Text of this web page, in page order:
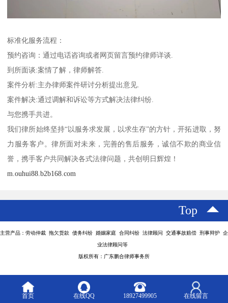
标准化服务流程：
预约咨询：通过电话咨询或者网页留言预约律师详谈.
到所面谈:案情了解，律师解答.
案件分析:主办律师案件研讨分析提出意见.
案件解决:通过调解和诉讼等方式解决法律纠纷.
与您携手共进。
我们律所始终坚持“以服务求发展，以求生存”的方针，开拓进取，努
力服务客户。律所面对未来，完善的售后服务，诚信不欺的商业信
誉，携手客户共同解决各式法律问题，共创明日辉煌！
m.ouhui88.b2b168.com
Top
主营产品：劳动仲裁 拖欠货款 债务纠纷 婚姻家庭 合同纠纷 法律顾问 交通事故赔偿 刑事辩护 企
业法律顾问等
版权所有：广东鹏合律师事务所
首页 在线QQ 18927499905 在线留言